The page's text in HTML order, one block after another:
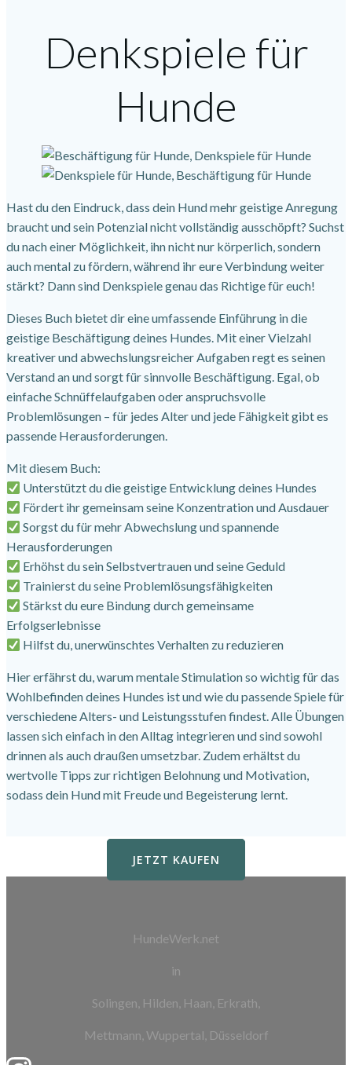
Denkspiele für
Hunde
Hast du den Eindruck, dass dein Hund mehr geistige Anregung
braucht und sein Potenzial nicht vollständig ausschöpft? Suchst
du nach einer Möglichkeit, ihn nicht nur körperlich, sondern
auch mental zu fördern, während ihr eure Verbindung weiter
stärkt? Dann sind Denkspiele genau das Richtige für euch!
Dieses Buch bietet dir eine umfassende Einführung in die
geistige Beschäftigung deines Hundes. Mit einer Vielzahl
kreativer und abwechslungsreicher Aufgaben regt es seinen
Verstand an und sorgt für sinnvolle Beschäftigung. Egal, ob
einfache Schnüffelaufgaben oder anspruchsvolle
Problemlösungen – für jedes Alter und jede Fähigkeit gibt es
passende Herausforderungen.
Mit diesem Buch:
Unterstützt du die geistige Entwicklung deines Hundes
Fördert ihr gemeinsam seine Konzentration und Ausdauer
Sorgst du für mehr Abwechslung und spannende
Herausforderungen
Erhöhst du sein Selbstvertrauen und seine Geduld
Trainierst du seine Problemlösungsfähigkeiten
Stärkst du eure Bindung durch gemeinsame
Erfolgserlebnisse
Hilfst du, unerwünschtes Verhalten zu reduzieren
Hier erfährst du, warum mentale Stimulation so wichtig für das
Wohlbefinden deines Hundes ist und wie du passende Spiele für
verschiedene Alters- und Leistungsstufen findest. Alle Übungen
lassen sich einfach in den Alltag integrieren und sind sowohl
drinnen als auch draußen umsetzbar. Zudem erhältst du
wertvolle Tipps zur richtigen Belohnung und Motivation,
sodass dein Hund mit Freude und Begeisterung lernt.
JETZT KAUFEN
HundeWerk.net
in
Solingen, Hilden, Haan, Erkrath,
Mettmann, Wuppertal, Düsseldorf